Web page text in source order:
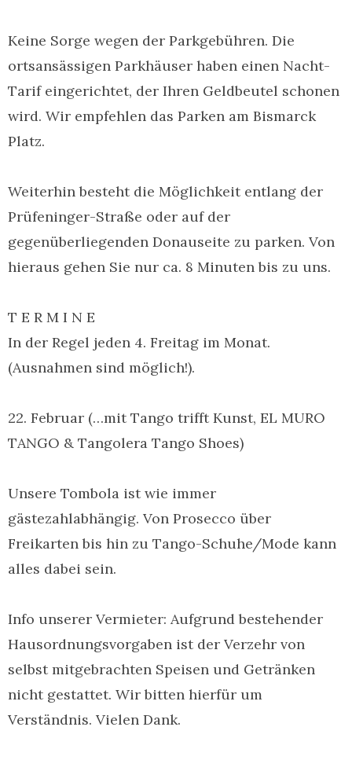
Keine Sorge wegen der Parkgebühren. Die
ortsansässigen Parkhäuser haben einen Nacht-
Tarif eingerichtet, der Ihren Geldbeutel schonen
wird. Wir empfehlen das Parken am Bismarck
Platz.
Weiterhin besteht die Möglichkeit entlang der
Prüfeninger-Straße oder auf der
gegenüberliegenden Donauseite zu parken. Von
hieraus gehen Sie nur ca. 8 Minuten bis zu uns.
T E R M I N E
In der Regel jeden 4. Freitag im Monat.
(Ausnahmen sind möglich!).
22. Februar (…mit Tango trifft Kunst, EL MURO
TANGO & Tangolera Tango Shoes)
Unsere Tombola ist wie immer
gästezahlabhängig. Von Prosecco über
Freikarten bis hin zu Tango-Schuhe/Mode kann
alles dabei sein.
Info unserer Vermieter: Aufgrund bestehender
Hausordnungsvorgaben ist der Verzehr von
selbst mitgebrachten Speisen und Getränken
nicht gestattet. Wir bitten hierfür um
Verständnis. Vielen Dank.